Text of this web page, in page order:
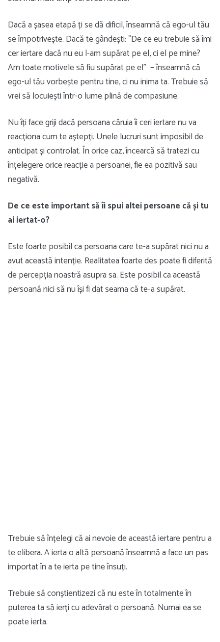
Dacă a șasea etapă ți se dă dificil, înseamnă că ego-ul tău
se împotrivește. Dacă te gândești: ”De ce eu trebuie să îmi
cer iertare dacă nu eu l-am supărat pe el, ci el pe mine?
Am toate motivele să fiu supărat pe el” – înseamnă că
ego-ul tău vorbește pentru tine, ci nu inima ta. Trebuie să
vrei să locuiești într-o lume plină de compasiune.
Nu îți face griji dacă persoana căruia îi ceri iertare nu va
reacționa cum te aștepți. Unele lucruri sunt imposibil de
anticipat și controlat. În orice caz, încearcă să tratezi cu
înțelegere orice reacție a persoanei, fie ea pozitivă sau
negativă.
De ce este important să îi spui altei persoane că și tu
ai iertat-o?
Este foarte posibil ca persoana care te-a supărat nici nu a
avut această intenție. Realitatea foarte des poate fi diferită
de percepția noastră asupra sa. Este posibil ca această
persoană nici să nu își fi dat seama că te-a supărat.
Trebuie să înțelegi că ai nevoie de această iertare pentru a
te elibera. A ierta o altă persoană înseamnă a face un pas
importat în a te ierta pe tine însuți.
Trebuie să conștientizezi că nu este în totalmente în
puterea ta să ierți cu adevărat o persoană. Numai ea se
poate ierta.